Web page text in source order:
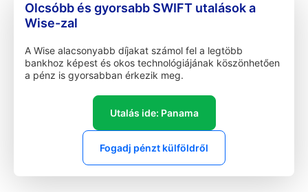
Olcsóbb és gyorsabb SWIFT utalások a
Wise-zal
A Wise alacsonyabb díjakat számol fel a legtöbb
bankhoz képest és okos technológiájának köszönhetően
a pénz is gyorsabban érkezik meg.
Utalás ide: Panama
Fogadj pénzt külföldről